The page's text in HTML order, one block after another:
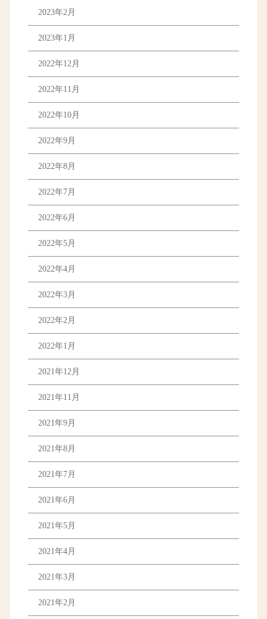
2023年2月
2023年1月
2022年12月
2022年11月
2022年10月
2022年9月
2022年8月
2022年7月
2022年6月
2022年5月
2022年4月
2022年3月
2022年2月
2022年1月
2021年12月
2021年11月
2021年9月
2021年8月
2021年7月
2021年6月
2021年5月
2021年4月
2021年3月
2021年2月